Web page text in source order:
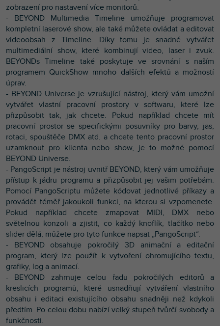
zobrazení pro nastavení více monitorů.
- BEYOND Multimedia Timeline umožňuje programovat
kompletní laserové show, ale také můžete ovládat a editovat
videoobsah z Timeline. Díky tomu je snadné vytvářet
multimediální show, které kombinují video, laser i zvuk.
BEYONDs Timeline také poskytuje ve srovnání s naším
programem QuickShow mnoho dalších efektů a možností
úprav.
- BEYOND Universe je vzrušující nástroj, který vám umožní
vytvářet vlastní pracovní prostory v softwaru, které lze
přizpůsobit tak, jak chcete. Pokud například chcete mít
pracovní prostor se specifickými posuvníky pro barvy, jas,
rotaci, spouštěče DMX atd. a chcete tento pracovní prostor
uzamknout pro klienta nebo show, je to možné pomocí
BEYOND Universe.
- PangoScript je nástroj uvnitř BEYOND, který vám umožňuje
přístup k jádru programu a přizpůsobit jej vašim potřebám.
Pomocí PangoScriptu můžete kódovat jednotlivé příkazy a
provádět téměř jakoukoli funkci, na kterou si vzpomenete.
Pokud například chcete zmapovat MIDI, DMX nebo
světelnou konzoli a zjistit, co každý knoflík, tlačítko nebo
slider dělá, můžete pro tyto funkce napsat „PangoScript“.
- BEYOND obsahuje pokročilý 3D animační a editační
program, který lze použít k vytvoření ohromujícího textu,
grafiky, log a animací.
- BEYOND zahrnuje celou řadu pokročilých editorů a
kreslicích programů, které usnadňují vytváření vlastního
obsahu i editaci existujícího obsahu snadněji než kdykoli
předtím. Po celou dobu nabízí velký stupeň tvůrčí svobody a
funkčnosti.